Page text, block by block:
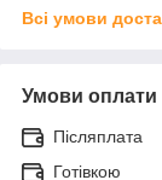
Всі умови
Умови оплати
Післяплата
Готівкою